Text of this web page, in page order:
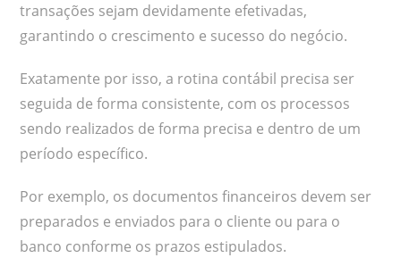
transações sejam devidamente efetivadas,
garantindo o crescimento e sucesso do negócio.
Exatamente por isso, a rotina contábil precisa ser
seguida de forma consistente, com os processos
sendo realizados de forma precisa e dentro de um
período específico.
Por exemplo, os documentos financeiros devem ser
preparados e enviados para o cliente ou para o
banco conforme os prazos estipulados.